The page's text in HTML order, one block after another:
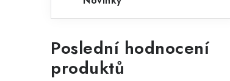
Poslední hodnocení
produktů